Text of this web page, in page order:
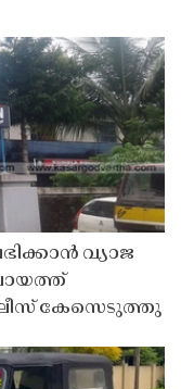
വ്യാജ
കേസെടുത്തു